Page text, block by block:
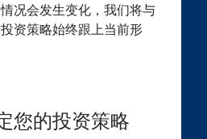
况会发生变化，我们将与
资策略始终跟上当前形
您的投资策略